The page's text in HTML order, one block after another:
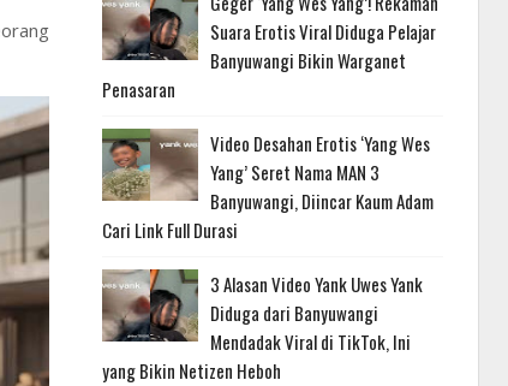
Suara Erotis Viral Diduga Pelajar
Banyuwangi Bikin Warganet
Penasaran
Video Desahan Erotis ‘Yang Wes
Yang’ Seret Nama MAN 3
Banyuwangi, Diincar Kaum Adam
Cari Link Full Durasi
3 Alasan Video Yank Uwes Yank
Diduga dari Banyuwangi
Mendadak Viral di TikTok, Ini
yang Bikin Netizen Heboh